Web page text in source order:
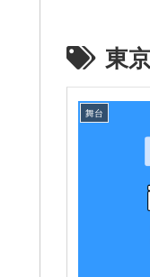
東
舞台